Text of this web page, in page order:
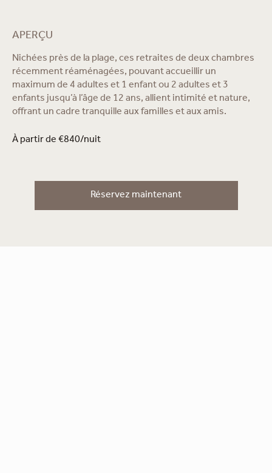
APERÇU
Nichées près de la plage, ces retraites de deux chambres
récemment réaménagées, pouvant accueillir un
maximum de 4 adultes et 1 enfant ou 2 adultes et 3
enfants jusqu’à l’âge de 12 ans, allient intimité et nature,
offrant un cadre tranquille aux familles et aux amis.
À partir de €840/nuit
Réservez maintenant